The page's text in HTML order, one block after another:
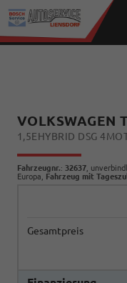
VOLKSWAGEN
1,5EHYBRID DSG
Fahrzeugnr.: 32637 ,
Europa, Fahrzeug mit
Gesamtpreis